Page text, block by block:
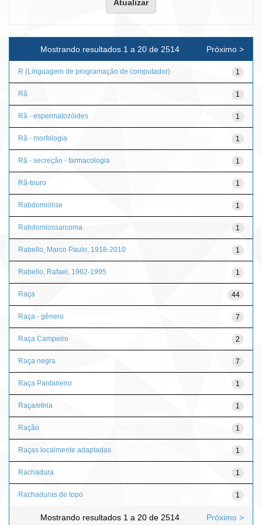
Mostrando resultados 1 a 20 de 2514 Próximo >
R (Linguagem de programação de computador) 1
Rã 1
Rã - espermatozóides 1
Rã - morfologia 1
Rã - secreção - farmacologia 1
Rã-touro 1
Rabdomiólise 1
Rabdomiossarcoma 1
Rabello, Marco Paulo, 1918-2010 1
Rabello, Rafael, 1962-1995 1
Raça 44
Raça - gênero 7
Raça Campeiro 2
Raça negra 7
Raça Pantaneiro 1
Raça/etnia 1
Ração 1
Raças localmente adaptadas 1
Rachadura 1
Rachaduras de topo 1
Mostrando resultados 1 a 20 de 2514 Próximo >